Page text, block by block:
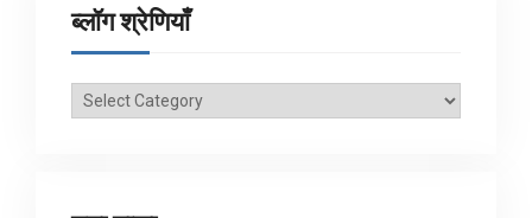
ब्लॉग श्रेणियाँ
ब्लॉग